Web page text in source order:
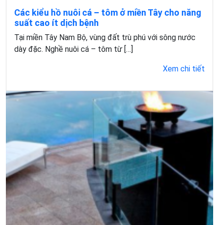
Các kiểu hồ nuôi cá – tôm ở miền Tây cho năng
suất cao ít dịch bệnh
Tại miền Tây Nam Bộ, vùng đất trù phú với sông nước
dày đặc. Nghề nuôi cá – tôm từ […]
Xem chi tiết